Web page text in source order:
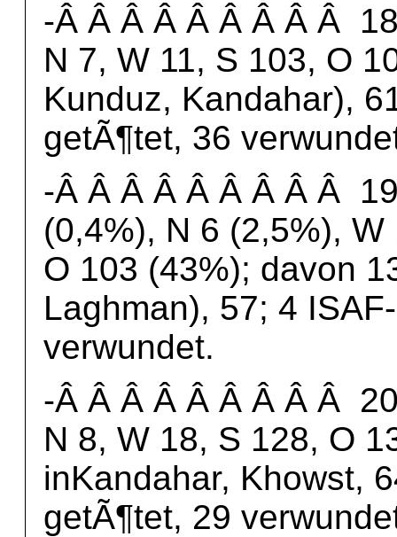
-Â Â Â Â Â Â Â Â Â
N 7, W 11, S 103, O
Kunduz, Kandahar),
getÃ¶tet, 36
-Â Â Â Â Â Â Â Â Â
(0,4%), N 6 (2,5%),
O 103 (43%); davon
Laghman), 57; 4
verwundet.
-Â Â Â Â Â Â Â Â Â
N 8, W 18, S 128, O
inKandahar, Khowst,
getÃ¶tet, 29